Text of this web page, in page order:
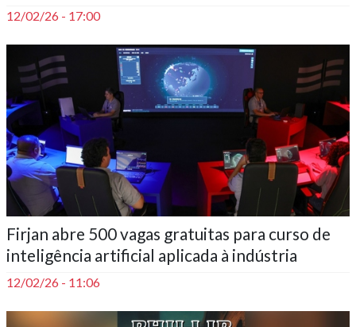
12/02/26 - 17:00
Firjan abre 500 vagas gratuitas para curso de
inteligência artificial aplicada à indústria
12/02/26 - 11:06